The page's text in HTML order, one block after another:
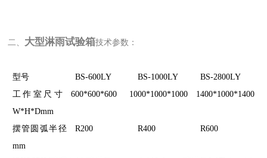
二、 大型淋雨试验箱技术参数：
型号 BS-600LY BS-1000LY
BS-2800LY
工作室尺寸
W*H*Dmm
600*600*600 1000*1000*1000 1400*1000*1400
摆管圆弧半径
mm
R200 R400 R600